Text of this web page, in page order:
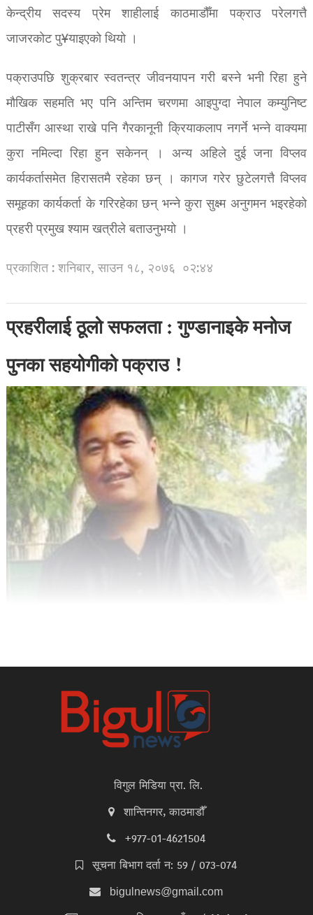
केन्द्रीय सदस्य प्रेम शाहीलाई काठमाडौँमा पक्राउ परेलगत्तै
जाजरकोट पु¥याइएको थियो ।
पक्राउपछि शुक्रबार स्वतन्त्र जीवनयापन गरी बस्ने भनी रिहा हुने
मौखिक सहमति भए पनि अन्तिम चरणमा आइपुग्दा नेपाल कम्युनिष्ट
पाटीसँग आस्था राखे पनि गैरकानूनी क्रियाकलाप नगर्ने भन्ने वाक्यमा
कुरा नमिल्दा रिहा हुन सकेनन् । अन्य अहिले दुई जना विप्लव
कार्यकर्तासमेत हिरासतमै रहेका छन् । कागज गरेर छुटेलगत्तै विप्लव
समूहका कार्यकर्ता के गरिरहेका छन् भन्ने कुरा सुक्ष्म अनुगमन भइरहेको
प्रहरी प्रमुख श्याम खत्रीले बताउनुभयो ।
प्रकाशित : शनिबार, साउन १८, २०७६ ०२:४४
प्रहरीलाई ठूलो सफलता : गुण्डानाइके मनोज
पुनका सहयोगीको पक्राउ !
विगुल मिडिया प्रा. लि.
शान्तिनगर, काठमाडौँ
+977-01-4621504
सूचना बिभाग दर्ता न: 59 / 073-074
bigulnews@gmail.com